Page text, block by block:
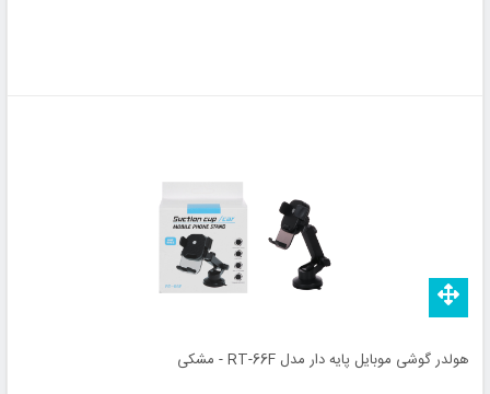
هولدر گوشی موبایل پایه دار مدل RT-66F - مشکی